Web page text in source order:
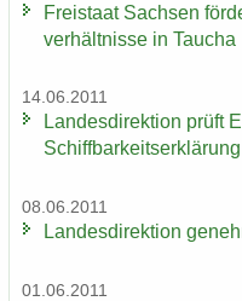
Frei­staat Sach­sen
ver­hält­nis­se in Tau­cha
14.06.2011
Lan­des­di­rek­ti­on prüft
Schiff­bar­keits­er­klä­rung
08.06.2011
Lan­des­di­rek­ti­on
01.06.2011